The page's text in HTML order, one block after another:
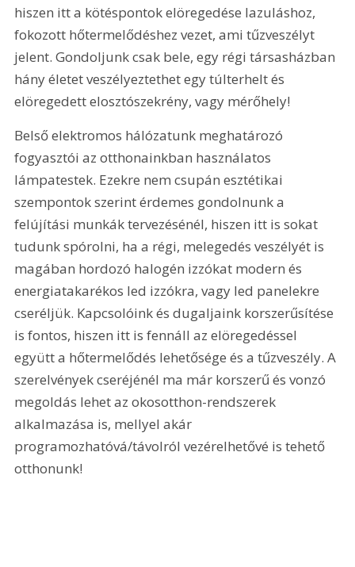
hiszen itt a kötéspontok elöregedése lazuláshoz,
fokozott hőtermelődéshez vezet, ami tűzveszélyt
jelent. Gondoljunk csak bele, egy régi társasházban
hány életet veszélyeztethet egy túlterhelt és
elöregedett elosztószekrény, vagy mérőhely!
Belső elektromos hálózatunk meghatározó
fogyasztói az otthonainkban használatos
lámpatestek. Ezekre nem csupán esztétikai
szempontok szerint érdemes gondolnunk a
felújítási munkák tervezésénél, hiszen itt is sokat
tudunk spórolni, ha a régi, melegedés veszélyét is
magában hordozó halogén izzókat modern és
energiatakarékos led izzókra, vagy led panelekre
cseréljük. Kapcsolóink és dugaljaink korszerűsítése
is fontos, hiszen itt is fennáll az elöregedéssel
együtt a hőtermelődés lehetősége és a tűzveszély. A
szerelvények cseréjénél ma már korszerű és vonzó
megoldás lehet az okosotthon-rendszerek
alkalmazása is, mellyel akár
programozhatóvá/távolról vezérelhetővé is tehető
otthonunk!